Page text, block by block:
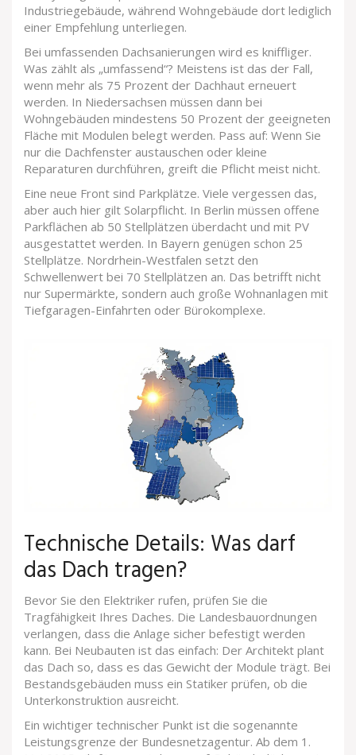
Industriegebäude, während Wohngebäude dort lediglich
einer Empfehlung unterliegen.
Bei umfassenden Dachsanierungen wird es kniffliger.
Was zählt als „umfassend“? Meistens ist das der Fall,
wenn mehr als 75 Prozent der Dachhaut erneuert
werden. In Niedersachsen müssen dann bei
Wohngebäuden mindestens 50 Prozent der geeigneten
Fläche mit Modulen belegt werden. Pass auf: Wenn Sie
nur die Dachfenster austauschen oder kleine
Reparaturen durchführen, greift die Pflicht meist nicht.
Eine neue Front sind Parkplätze. Viele vergessen das,
aber auch hier gilt Solarpflicht. In Berlin müssen offene
Parkflächen ab 50 Stellplätzen überdacht und mit PV
ausgestattet werden. In Bayern genügen schon 25
Stellplätze. Nordrhein-Westfalen setzt den
Schwellenwert bei 70 Stellplätzen an. Das betrifft nicht
nur Supermärkte, sondern auch große Wohnanlagen mit
Tiefgaragen-Einfahrten oder Bürokomplexe.
Technische Details: Was darf
das Dach tragen?
Bevor Sie den Elektriker rufen, prüfen Sie die
Tragfähigkeit Ihres Daches. Die Landesbauordnungen
verlangen, dass die Anlage sicher befestigt werden
kann. Bei Neubauten ist das einfach: Der Architekt plant
das Dach so, dass es das Gewicht der Module trägt. Bei
Bestandsgebäuden muss ein Statiker prüfen, ob die
Unterkonstruktion ausreicht.
Ein wichtiger technischer Punkt ist die sogenannte
Leistungsgrenze der Bundesnetzagentur. Ab dem 1.